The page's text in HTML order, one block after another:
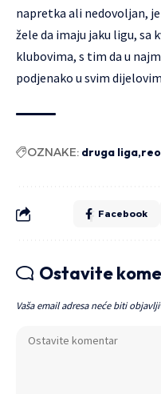
napretka ali nedovoljan,
žele da imaju jaku ligu,
klubovima, s tim da u
podjenako u svim
OZNAKE: druga liga
Facebook
Ostavite
Vaša email adresa neće biti